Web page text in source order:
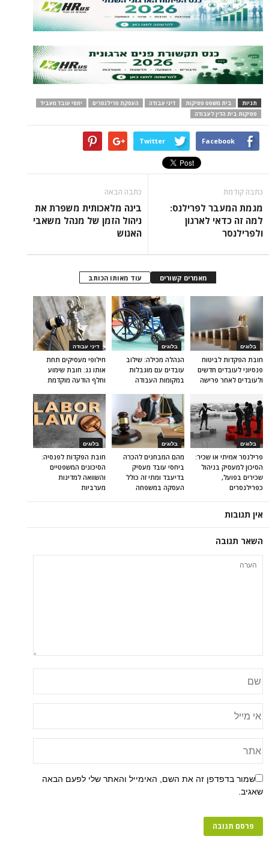
תגיות בית משפט פסיקות דיני עבודה העסקת פרילנסרים
יחסי עובד מעביד
פסיקות בית הדין לעבודה
Facebook
Twitter
כתבה קודמת
מגמת המעבר לפרילנס:
למה זה כדאי לארגון
ולפרילנסר
כתבה הבאה
בינה מלאכותית משפרת את
ניהול הזמן של מנהל משאבי
האנוש
מאמרים קשורים עוד מאותו הכותב
דיני עבודה
חילופי מעסיקים תחת
אותו גג: חובת שימוע
וחלף הודעה מוקדמת
בלוגים
הנהלה מכילה: שילוב
עובדים עם מוגבלות
במקומות העבודה
בלוגים
חובת הפקדות לביטוח
פנסיוני לעובדים חדשים
ולעובדים לאחר פרישה
בלוגים
חובת הפקדות לפנסיה:
הסיכונים המשפטיים
והשוואה למדינות
מערביות
בלוגים
מהם המבחנים להכרה
ביחסי עובד מעסיק
בדיעבד ומתי זה כולל
העסקה במשפחה
בלוגים
פרילנסר אמיתי או שכיר:
הסיכון למעסיק בניהול
שכירים בפועל,
כפרילנסרים
אין תגובות
השאר תגובה
שמור בדפדפן זה את השם, האימייל והאתר שלי לפעם הבאה
שאגיב.